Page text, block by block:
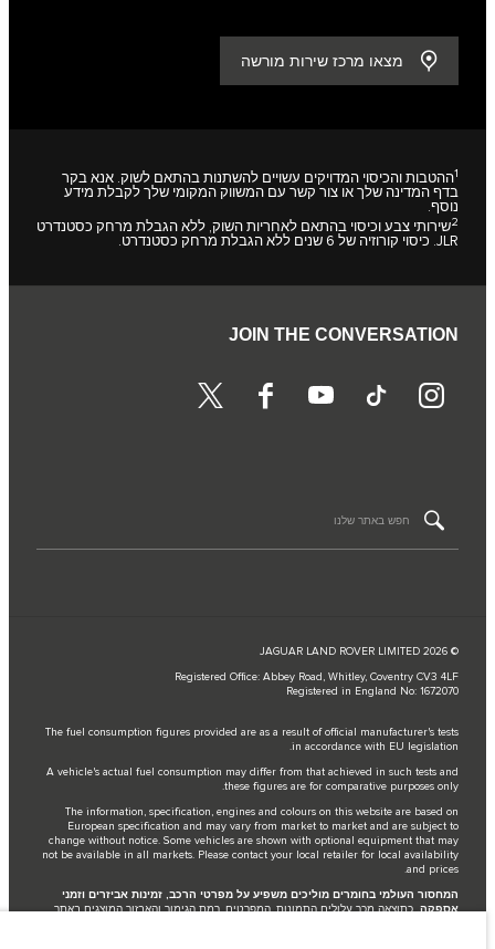
מצאו מרכז שירות מורשה
1ההטבות והכיסוי המדויקים עשויים להשתנות בהתאם לשוק. אנא בקר
בדף המדינה שלך או צור קשר עם המשווק המקומי שלך לקבלת מידע
נוסף.
2שירותי צבע וכיסוי בהתאם לאחריות השוק, ללא הגבלת מרחק כסטנדרט
JLR. כיסוי קורוזיה של 6 שנים ללא הגבלת מרחק כסטנדרט.
JOIN THE CONVERSATION
© JAGUAR LAND ROVER LIMITED 2026
Registered Office: Abbey Road, Whitley, Coventry CV3 4LF
Registered in England No: 1672070
The fuel consumption figures provided are as a result of official manufacturer's tests
in accordance with EU legislation.
A vehicle's actual fuel consumption may differ from that achieved in such tests and
these figures are for comparative purposes only.
The information, specification, engines and colours on this website are based on
European specification and may vary from market to market and are subject to
change without notice. Some vehicles are shown with optional equipment that may
not be available in all markets. Please contact your local retailer for local availability
and prices.
המחסור העולמי בחומרים מוליכים משפיע על מפרטי הרכב, זמינות אביזרים וזמני
אספקה.כתוצאה מכך עלולים התמונות, המפרטים, רמת הגימור והאבזור המוצגים באתר